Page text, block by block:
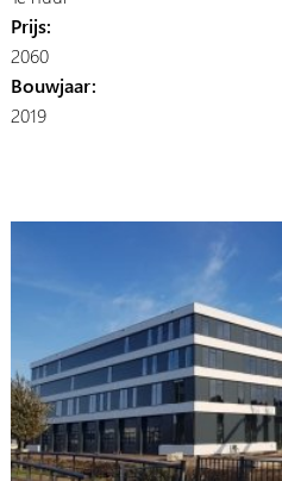
Prijs:
2060
Bouwjaar:
2019